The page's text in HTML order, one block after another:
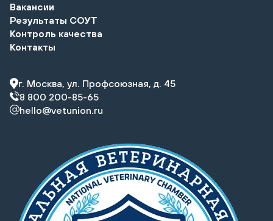
Вакансии
Результаты СОУТ
Контроль качества
Контакты
г. Москва, ул. Профсоюзная, д. 45
8 800 200-85-65
hello@vetunion.ru